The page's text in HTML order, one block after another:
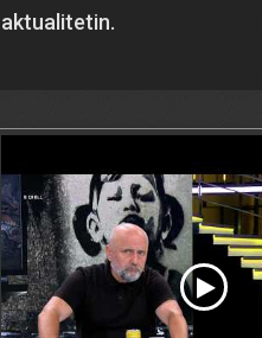
aktualitetin.